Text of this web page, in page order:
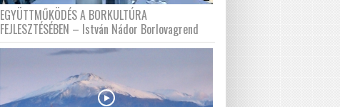
EGYÜTTMŰKÖDÉS A BORKULTÚRA
FEJLESZTÉSÉBEN – István Nádor Borlovagrend